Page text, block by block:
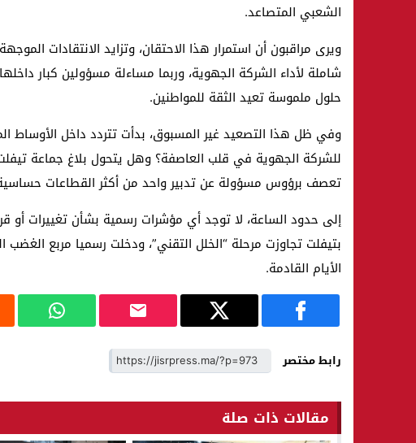
الشعبي المتصاعد.
ويرى مراقبون أن استمرار هذا الاحتقان، وتزايد الانتقادات
شاملة لأداء الشركة الجهوية، وربما مساءلة مسؤولين كبار
حلول ملموسة تعيد الثقة للمواطنين.
وفي ظل هذا التصعيد غير المسبوق، بدأت تتردد داخل الأوساط
للشركة الجهوية في قلب العاصفة؟ وهل يتحول بلاغ جماعة
تعصف برؤوس مسؤولة عن تدبير واحد من أكثر القطاعات
إلى حدود الساعة، لا توجد أي مؤشرات رسمية بشأن تغييرات أو
بتيفلت تجاوزت مرحلة “الخلل التقني”، ودخلت رسميا مربع
الأيام القادمة.
رابط مختصر
مقالات ذات صلة